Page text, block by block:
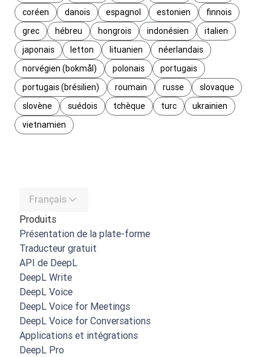
coréen
danois espagnol estonien
finnois
grec
hébreu hongrois indonésien
italien
japonais
letton lituanien
néerlandais
norvégien (bokmål)
polonais
portugais
portugais (brésilien)
roumain russe
slovaque
slovène
suédois tchèque turc
ukrainien
vietnamien
Français
Produits
Présentation de la plate-forme
Traducteur gratuit
API de DeepL
DeepL Write
DeepL Voice
DeepL Voice for Meetings
DeepL Voice for Conversations
Applications et intégrations
DeepL Pro